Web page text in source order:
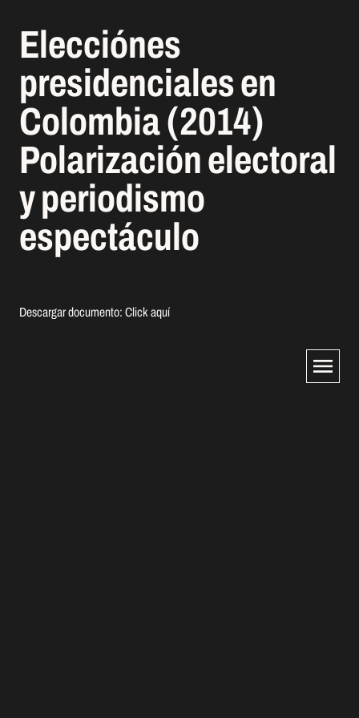
Elecciónes
presidenciales en
Colombia (2014)
Polarización electoral
y periodismo
espectáculo
Descargar documento: Click aquí